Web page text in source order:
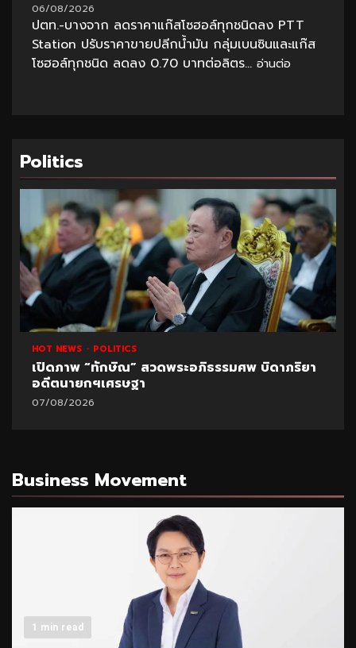
06/08/2026
ปตท.-บางจาก ลดราคาแก๊สโซฮอล์ทุกชนิดลง PTT
Station ปรับราคาขายปลีกน้ำมัน กลุ่มเบนซินและแก๊ส
โซฮอล์ทุกชนิด ลดลง 0.70 บาทต่อลิตร... อ่านต่อ
Politics
HOT NEWS POLITICS
เปิดภาพ “ทักษิณ” สวดพระอภิธรรมศพ บิดาภริยา
อดีตนายกฯเศรษฐา
07/08/2026
Business Movement
1 min read